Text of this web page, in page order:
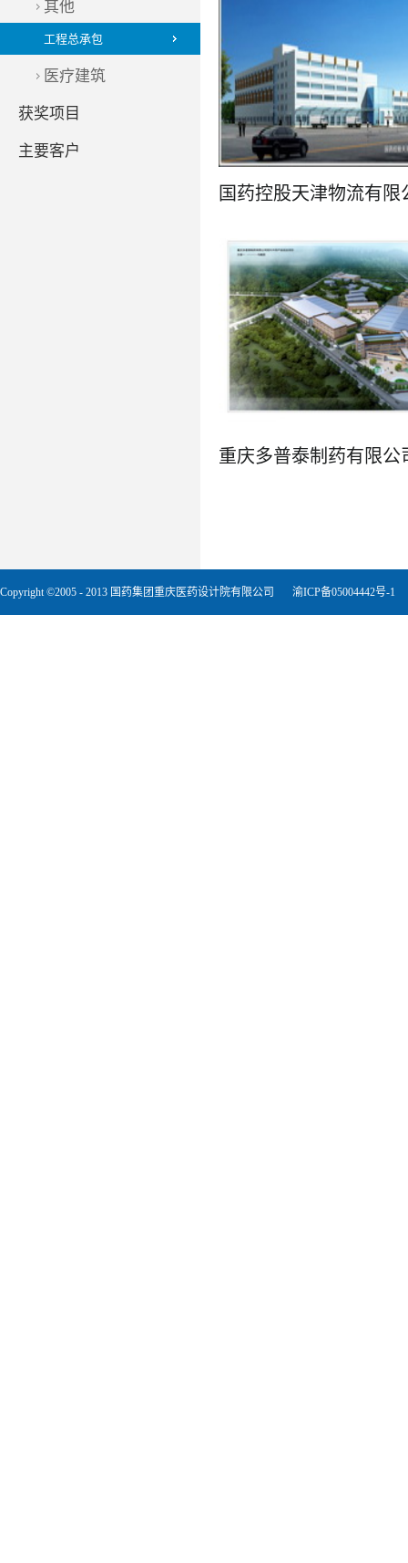
其他
工程总承包
医疗建筑
获奖项目
主要客户
了解更多
了解更多
了解更多
Copyright ©2005 - 2013 国药集团重庆医药设计院有限公司 渝ICP备05004442号-1